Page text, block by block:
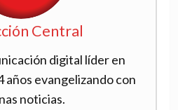
Central
digital líder en
años evangelizando con
noticias.